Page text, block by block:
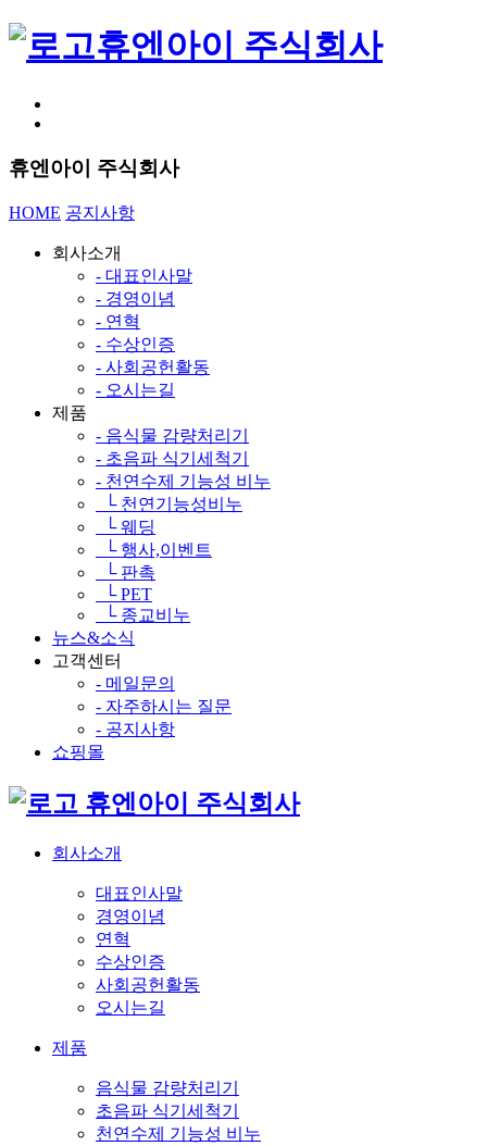
휴엔아이 주식회사
휴엔아이 주식회사
HOME 공지사항
회사소개
- 대표인사말
- 경영이념
- 연혁
- 수상인증
- 사회공헌활동
- 오시는길
제품
- 음식물 감량처리기
- 초음파 식기세척기
- 천연수제 기능성 비누
└ 천연기능성비누
└ 웨딩
└ 행사,이벤트
└ 판촉
└ PET
└ 종교비누
뉴스&소식
고객센터
- 메일문의
- 자주하시는 질문
- 공지사항
쇼핑몰
휴엔아이 주식회사
회사소개
대표인사말
경영이념
연혁
수상인증
사회공헌활동
오시는길
제품
음식물 감량처리기
초음파 식기세척기
천연수제 기능성 비누